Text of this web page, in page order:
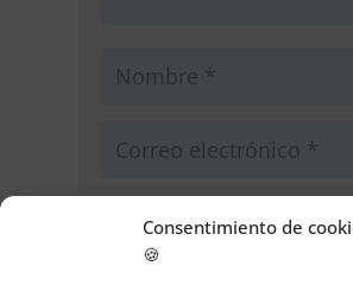
Consentimiento de
🍪